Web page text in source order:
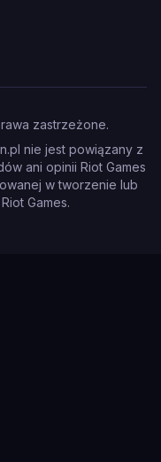
zastrzeżone.
nie jest powiązany z
ani opinii Riot Games
w tworzenie lub
Games.